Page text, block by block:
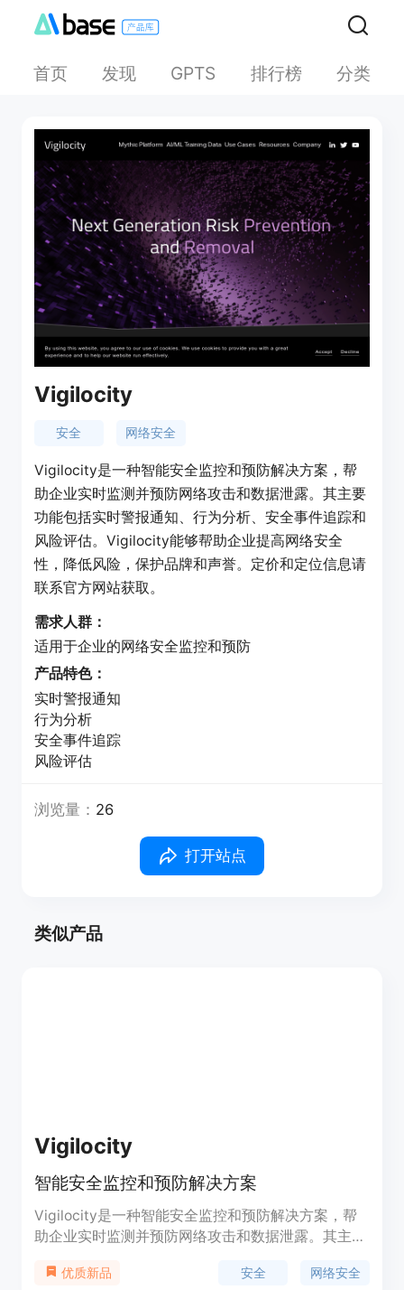
首页 发现 GPTS 排行榜 分类
Vigilocity
安全 网络安全
Vigilocity是一种智能安全监控和预防解决方案，帮
助企业实时监测并预防网络攻击和数据泄露。其主要
功能包括实时警报通知、行为分析、安全事件追踪和
风险评估。Vigilocity能够帮助企业提高网络安全
性，降低风险，保护品牌和声誉。定价和定位信息请
联系官方网站获取。
需求人群：
适用于企业的网络安全监控和预防
产品特色：
实时警报通知
行为分析
安全事件追踪
风险评估
浏览量： 26
打开站点
类似产品
Vigilocity
智能安全监控和预防解决方案
Vigilocity是一种智能安全监控和预防解决方案，帮
助企业实时监测并预防网络攻击和数据泄露。其主要
风险评估。Vigilocity能够帮助企业提高网络安全
优质新品 安全 网络安全